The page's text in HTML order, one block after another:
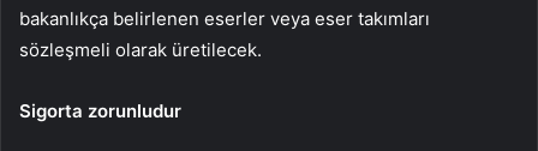
bakanlıkça belirlenen eserler veya eser takımları
sözleşmeli olarak üretilecek.
Sigorta zorunludur